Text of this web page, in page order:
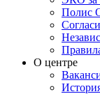
Полис
О центре